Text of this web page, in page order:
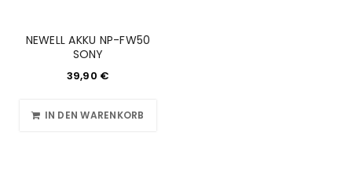
NEWELL AKKU NP-FW50
SONY
39,90 €
IN DEN WARENKORB